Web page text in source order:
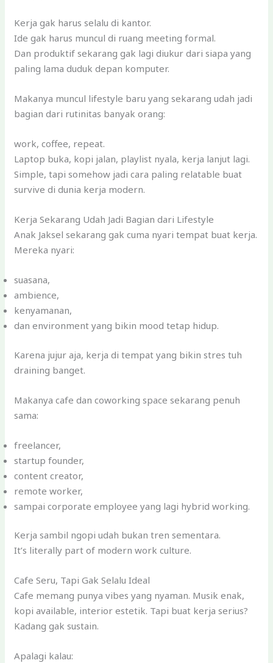
Kerja gak harus selalu di kantor.
Ide gak harus muncul di ruang meeting formal.
Dan produktif sekarang gak lagi diukur dari siapa yang
paling lama duduk depan komputer.
Makanya muncul lifestyle baru yang sekarang udah jadi
bagian dari rutinitas banyak orang:
work, coffee, repeat.
Laptop buka, kopi jalan, playlist nyala, kerja lanjut lagi.
Simple, tapi somehow jadi cara paling relatable buat
survive di dunia kerja modern.
Kerja Sekarang Udah Jadi Bagian dari Lifestyle
Anak Jaksel sekarang gak cuma nyari tempat buat kerja.
Mereka nyari:
suasana,
ambience,
kenyamanan,
dan environment yang bikin mood tetap hidup.
Karena jujur aja, kerja di tempat yang bikin stres tuh
draining banget.
Makanya cafe dan coworking space sekarang penuh
sama:
freelancer,
startup founder,
content creator,
remote worker,
sampai corporate employee yang lagi hybrid working.
Kerja sambil ngopi udah bukan tren sementara.
It’s literally part of modern work culture.
Cafe Seru, Tapi Gak Selalu Ideal
Cafe memang punya vibes yang nyaman. Musik enak,
kopi available, interior estetik. Tapi buat kerja serius?
Kadang gak sustain.
Apalagi kalau: